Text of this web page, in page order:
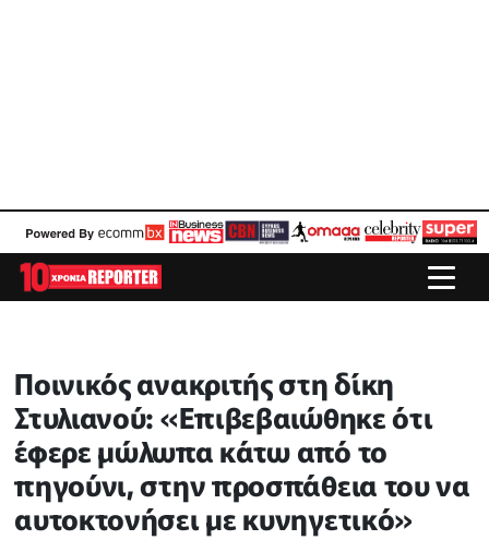
Ποινικός ανακριτής στη δίκη
Στυλιανού: «Επιβεβαιώθηκε ότι
έφερε μώλωπα κάτω από το
πηγούνι, στην προσπάθεια του να
αυτοκτονήσει με κυνηγετικό»